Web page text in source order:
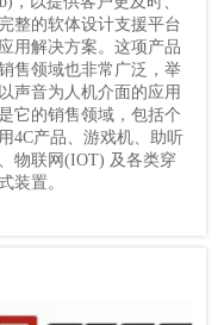
整的软体设计支援平台
用解决方案。这项产品
售领域也非常广泛，举
声音为人机介面的应用
它的销售领域，包括个
4C产品、游戏机、助听
物联网(IOT) 及各类穿
装置。